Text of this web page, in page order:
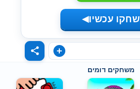
שחקו עכשיו◀
משחקים דומים